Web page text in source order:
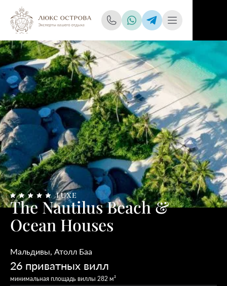
The Nautilus Beach &
Ocean Houses
Мальдивы, Атолл Баа
26 приватных вилл
минимальная площадь виллы 282 м²